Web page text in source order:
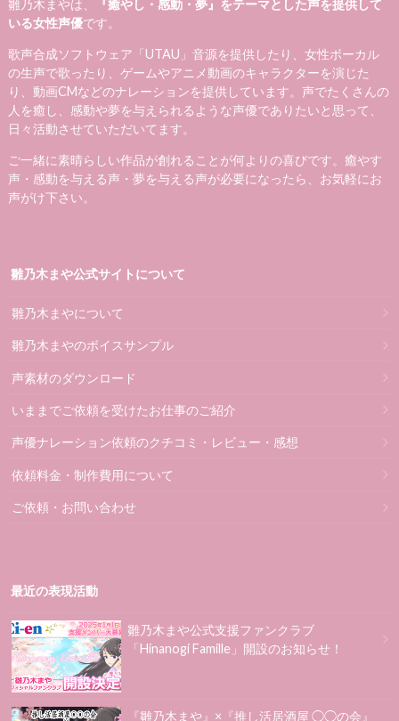
雛乃木まやは、
『癒やし・感動・夢』をテーマとした声を提供して
いる女性声優です。
歌声合成ソフトウェア「UTAU」音源を提供したり、女性ボーカル
の生声で歌ったり、ゲームやアニメ動画のキャラクターを演じた
り、動画CMなどのナレーションを提供しています。声でたくさんの
人を癒し、感動や夢を与えられるような声優でありたいと思って、
日々活動させていただいてます。
ご一緒に素晴らしい作品が創れることが何よりの喜びです。癒やす
声・感動を与える声・夢を与える声が必要になったら、お気軽にお
声がけ下さい。
雛乃木まや公式サイトについて
雛乃木まやについて
雛乃木まやのボイスサンプル
声素材のダウンロード
いままでご依頼を受けたお仕事のご紹介
声優ナレーション依頼のクチコミ・レビュー・感想
依頼料金・制作費用について
ご依頼・お問い合わせ
最近の表現活動
雛乃木まや公式支援ファンクラブ
「Hinanogi Famille」開設のお知らせ！
『雛乃木まや』×『推し活居酒屋 ◯◯の会』